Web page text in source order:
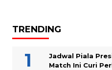
TRENDING
Jadwal Piala
Match Ini Curi